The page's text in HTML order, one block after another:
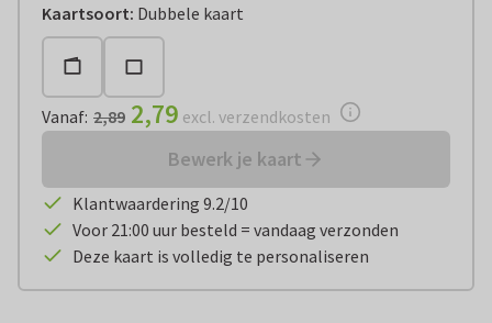
Kaartsoort: Dubbele kaart
Vanaf:€ 2,79 excl. verzendkosten
Vanaf: 2,89 2,79 excl. verzendkosten
Bewerk je kaart
Klantwaardering 9.2/10
Voor 21:00 uur besteld = vandaag verzonden
Deze kaart is volledig te personaliseren